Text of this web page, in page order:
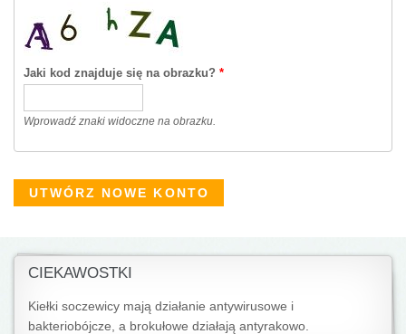
Jaki kod znajduje się na obrazku? *
Wprowadź znaki widoczne na obrazku.
CIEKAWOSTKI
Kiełki soczewicy mają działanie antywirusowe i
bakteriobójcze, a brokułowe działają antyrakowo.